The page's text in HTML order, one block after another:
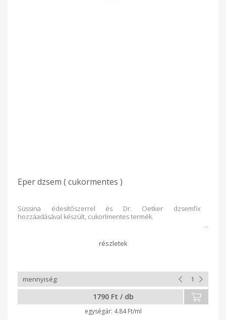
Eper dzsem ( cukormentes )
Süssina édesítőszerrel és Dr. Oetker dzsemfix
hozzáadásával készült, cukorlmentes termék.
1790 Ft / db
4.84 Ft/ml